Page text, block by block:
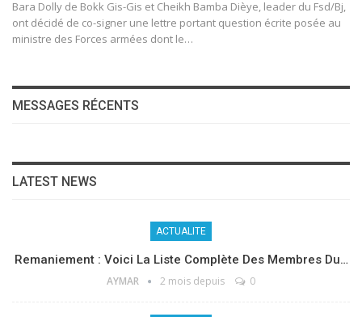
Bara Dolly de Bokk Gis-Gis et Cheikh Bamba Dièye, leader du Fsd/Bj,
ont décidé de co-signer une lettre portant question écrite posée au
ministre des Forces armées dont le…
MESSAGES RÉCENTS
LATEST NEWS
ACTUALITE
Remaniement : Voici La Liste Complète Des Membres Du…
AYMAR 2 mois depuis 0